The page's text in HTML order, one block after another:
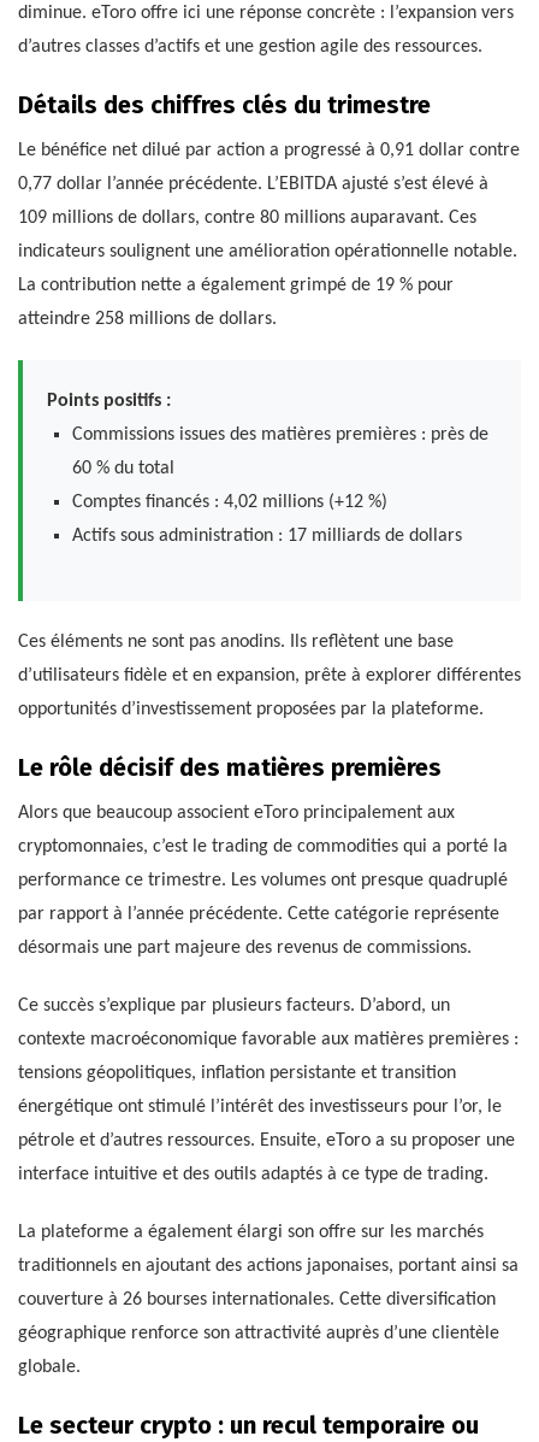
diminue. eToro offre ici une réponse concrète : l’expansion vers
d’autres classes d’actifs et une gestion agile des ressources.
Détails des chiffres clés du trimestre
Le bénéfice net dilué par action a progressé à 0,91 dollar contre
0,77 dollar l’année précédente. L’EBITDA ajusté s’est élevé à
109 millions de dollars, contre 80 millions auparavant. Ces
indicateurs soulignent une amélioration opérationnelle notable.
La contribution nette a également grimpé de 19 % pour
atteindre 258 millions de dollars.
Points positifs :
Commissions issues des matières premières : près de
60 % du total
Comptes financés : 4,02 millions (+12 %)
Actifs sous administration : 17 milliards de dollars
Ces éléments ne sont pas anodins. Ils reflètent une base
d’utilisateurs fidèle et en expansion, prête à explorer différentes
opportunités d’investissement proposées par la plateforme.
Le rôle décisif des matières premières
Alors que beaucoup associent eToro principalement aux
cryptomonnaies, c’est le trading de commodities qui a porté la
performance ce trimestre. Les volumes ont presque quadruplé
par rapport à l’année précédente. Cette catégorie représente
désormais une part majeure des revenus de commissions.
Ce succès s’explique par plusieurs facteurs. D’abord, un
contexte macroéconomique favorable aux matières premières :
tensions géopolitiques, inflation persistante et transition
énergétique ont stimulé l’intérêt des investisseurs pour l’or, le
pétrole et d’autres ressources. Ensuite, eToro a su proposer une
interface intuitive et des outils adaptés à ce type de trading.
La plateforme a également élargi son offre sur les marchés
traditionnels en ajoutant des actions japonaises, portant ainsi sa
couverture à 26 bourses internationales. Cette diversification
géographique renforce son attractivité auprès d’une clientèle
globale.
Le secteur crypto : un recul temporaire ou